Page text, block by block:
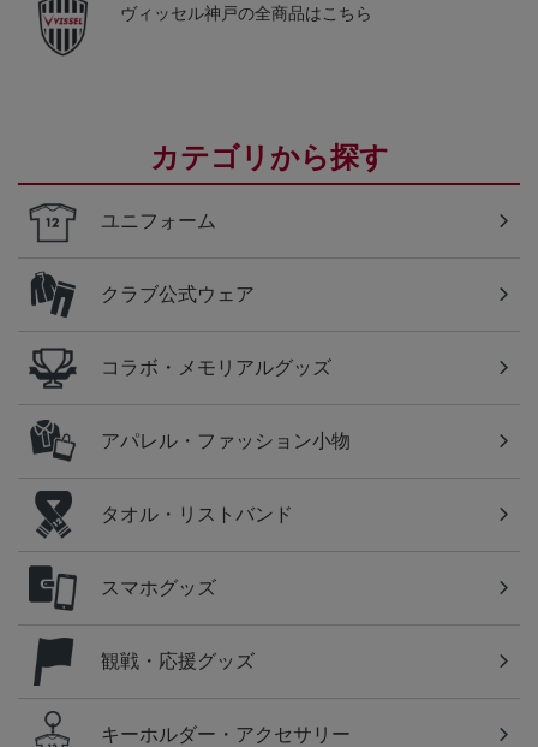
ヴィッセル神戸の全商品はこちら
カテゴリから探す
ユニフォーム
クラブ公式ウェア
コラボ・メモリアルグッズ
アパレル・ファッション小物
タオル・リストバンド
スマホグッズ
観戦・応援グッズ
キーホルダー・アクセサリー